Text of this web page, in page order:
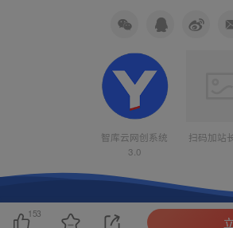
智库云网创系统
3.0
扫码加站
153